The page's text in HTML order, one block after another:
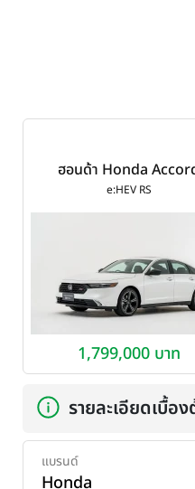
ฮอนด้า Honda
e:HEV RS ปี 2023
e:HEV RS
1,799,000 บาท
รายละเอียดเบื้อ
แบรนด์
Honda